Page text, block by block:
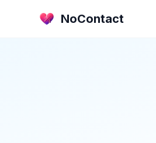
NoContact